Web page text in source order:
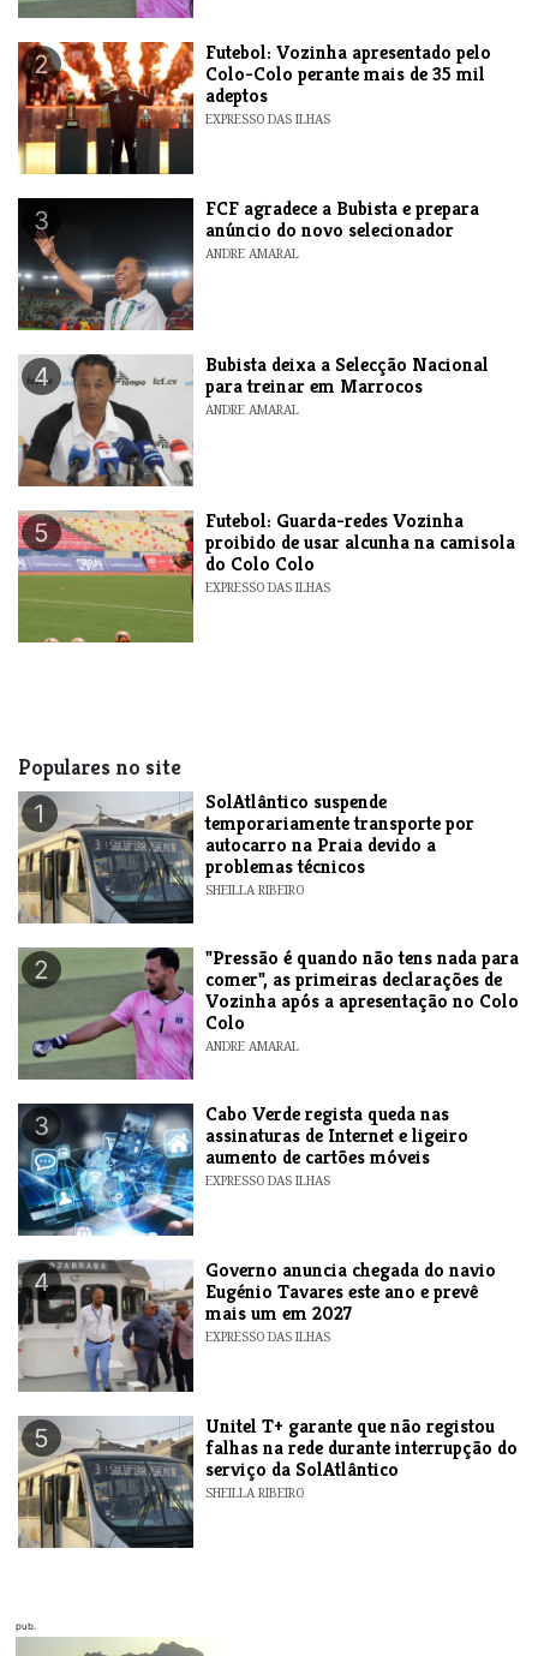
2
Futebol: Vozinha apresentado pelo
Colo-Colo perante mais de 35 mil
adeptos
EXPRESSO DAS ILHAS
3
FCF agradece a Bubista e prepara
anúncio do novo selecionador
ANDRE AMARAL
4
Bubista deixa a Selecção Nacional
para treinar em Marrocos
ANDRE AMARAL
5
Futebol: Guarda-redes Vozinha
proibido de usar alcunha na camisola
do Colo Colo
EXPRESSO DAS ILHAS
Populares no site
1
SolAtlântico suspende
temporariamente transporte por
autocarro na Praia devido a
problemas técnicos
SHEILLA RIBEIRO
2
"Pressão é quando não tens nada para
comer", as primeiras declarações de
Vozinha após a apresentação no Colo
Colo
ANDRE AMARAL
3
Cabo Verde regista queda nas
assinaturas de Internet e ligeiro
aumento de cartões móveis
EXPRESSO DAS ILHAS
4
Governo anuncia chegada do navio
Eugénio Tavares este ano e prevê
mais um em 2027
EXPRESSO DAS ILHAS
5
Unitel T+ garante que não registou
falhas na rede durante interrupção do
serviço da SolAtlântico
SHEILLA RIBEIRO
pub.